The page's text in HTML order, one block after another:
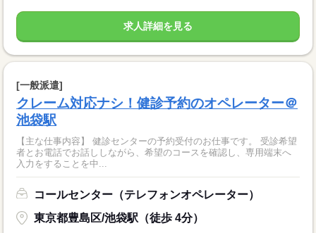
求人詳細を見る
[一般派遣]
クレーム対応ナシ！健診予約のオペレーター＠
池袋駅
【主な仕事内容】 健診センターの予約受付のお仕事です。 受診希望
者とお電話でお話ししながら、希望のコースを確認し、専用端末へ
入力をすることを中...
コールセンター（テレフォンオペレーター）
東京都豊島区/池袋駅（徒歩 4分）